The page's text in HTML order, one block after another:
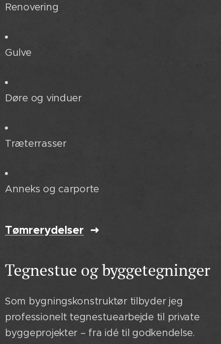
Renovering
Gulve
Døre og vinduer
Træterrasser
Anneks og carporte
Tømrerydelser
Tegnestue og byggetegninger
Som bygningskonstruktør tilbyder jeg
professionelt tegnestuearbejde til private
byggeprojekter – fra idé til godkendelse.